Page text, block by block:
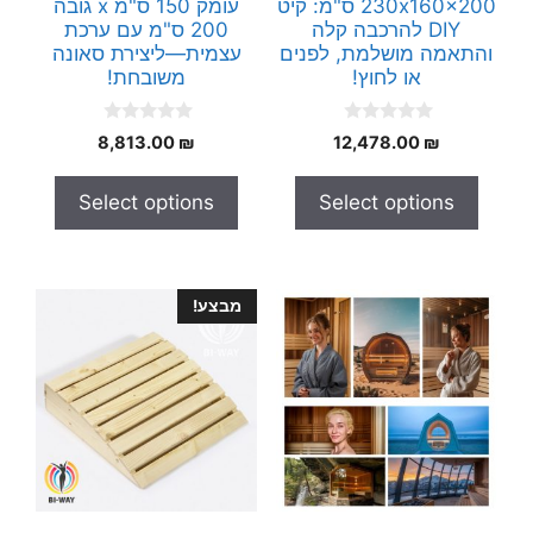
230x160x200 ס"מ: קיט
DIY להרכבה קלה
והתאמה מושלמת, לפנים
או לחוץ!
o
o
5
12,478.00 ₪
Select options
עומק 150 ס"מ x גובה
200 ס"מ עם ערכת
עצמית—ליצירת סאונה
משובחת!
o
o
5
8,813.00 ₪
Select options
מבצע!